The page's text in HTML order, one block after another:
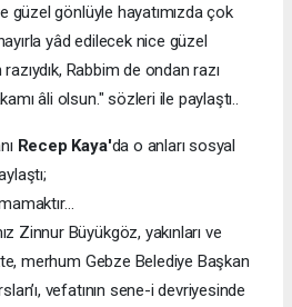
güzel gönlüyle hayatımızda çok
yâd edilecek nice güzel
Rabbim de ondan razı
âli olsun." sözleri ile paylaştı..
Recep Kaya'da o anları sosyal
Zinnur Büyükgöz, yakınları ve
merhum Gebze Belediye Başkan
vefatının sene-i devriyesinde